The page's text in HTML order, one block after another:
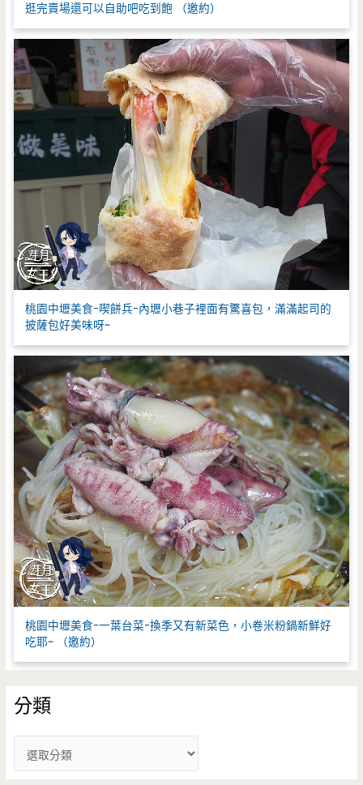
逛完賣場還可以自助吧吃到飽 （邀約）
桃園中壢美食-喫餅兵-內壢小巷子裡面有驚喜包，滿滿起司的
披薩包好美味呀~
桃園中壢美食-一葉台菜-換季又有新菜色，小卷米粉鍋新鮮好
吃耶~ （邀約）
分類
類